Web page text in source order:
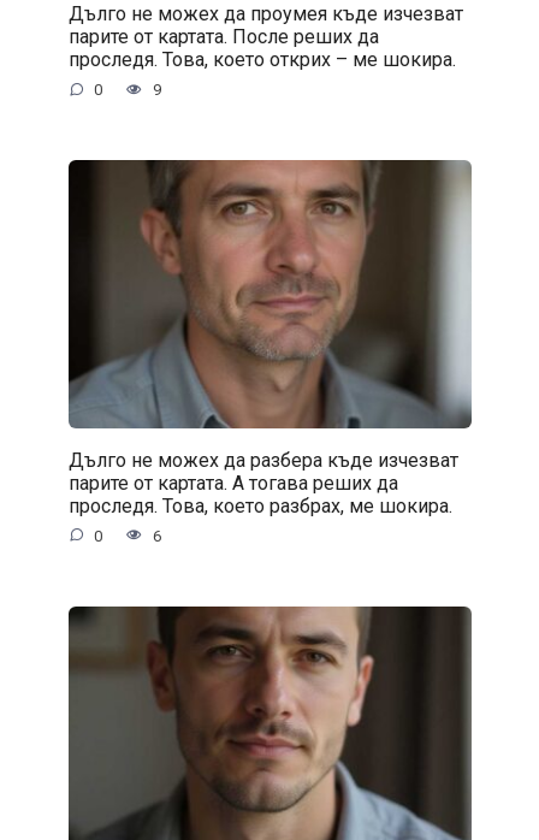
Дълго не можех да проумея къде изчезват
парите от картата. После реших да
проследя. Това, което открих – ме шокира.
0 9
Дълго не можех да разбера къде изчезват
парите от картата. А тогава реших да
проследя. Това, което разбрах, ме шокира.
0 6